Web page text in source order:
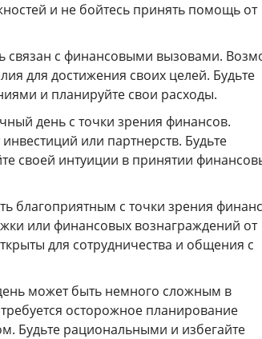
и не бойтесь принять помощь от
связан с финансовыми вызовами.
для достижения своих целей. Будьте
и планируйте свои расходы.
день с точки зрения финансов.
или партнерств. Будьте
своей интуиции в принятии
благоприятным с точки зрения
или финансовых вознаграждений от
для сотрудничества и общения с
может быть немного сложным в
осторожное планирование
Будьте рациональными и избегайте